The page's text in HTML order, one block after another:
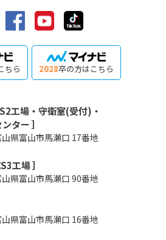
ちら 2028卒の方はこちら
工場・守衛室(受付)・
ター ］
県富山市馬瀬口 17番地
工場 ］
県富山市馬瀬口 90番地
県富山市馬瀬口 16番地